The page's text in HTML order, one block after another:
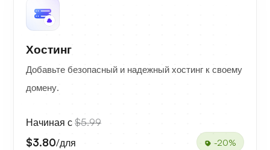
Хостинг
Добавьте безопасный и надежный хостинг к своему
домену.
Начиная с $5.99
$3.80/для -20%